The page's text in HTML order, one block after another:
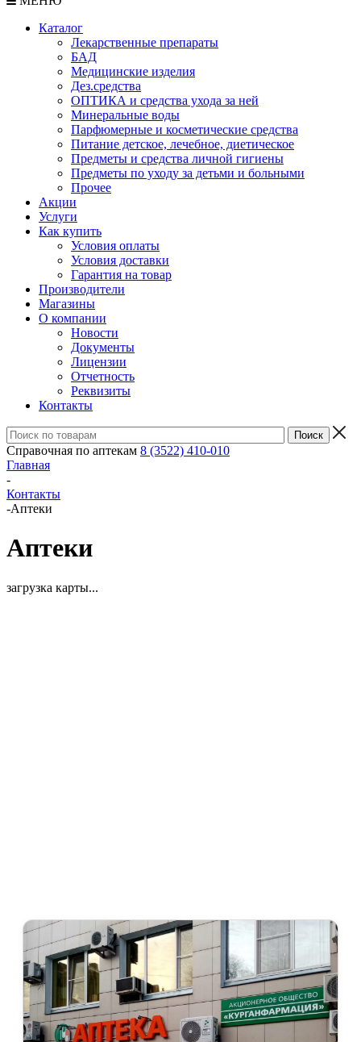
Каталог
Лекарственные препараты
БАД
Медицинские изделия
Дез.средства
ОПТИКА и средства ухода за ней
Минеральные воды
Парфюмерные и косметические средства
Питание детское, лечебное, диетическое
Предметы и средства личной гигиены
Предметы по уходу за детьми и больными
Прочее
Акции
Услуги
Как купить
Условия оплаты
Условия доставки
Гарантия на товар
Производители
Магазины
О компании
Новости
Документы
Лицензии
Отчетность
Реквизиты
Контакты
Справочная по аптекам 8 (3522) 410-010
Главная
-
Контакты
-Аптеки
Аптеки
загрузка карты...